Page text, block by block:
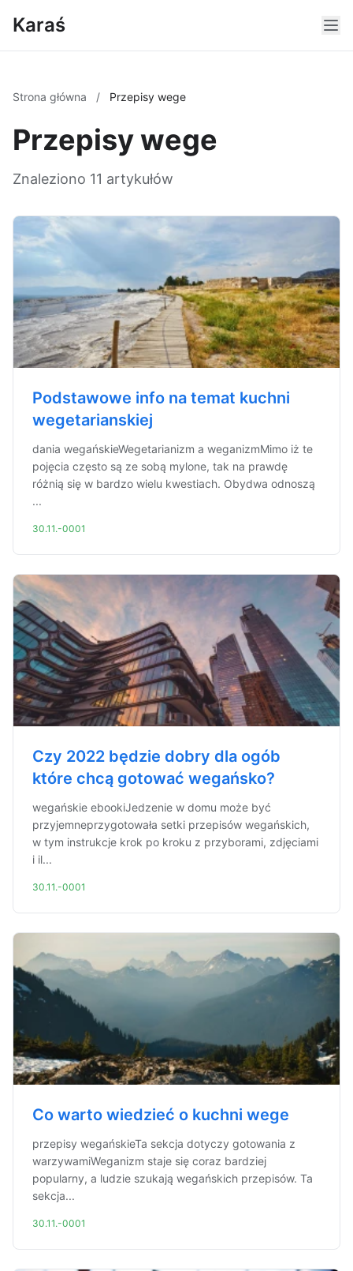
Karaś
Strona główna / Przepisy wege
Przepisy wege
Znaleziono 11 artykułów
Podstawowe info na temat kuchni
wegetarianskiej
dania wegańskieWegetarianizm a weganizmMimo iż te
pojęcia często są ze sobą mylone, tak na prawdę
różnią się w bardzo wielu kwestiach. Obydwa odnoszą
...
30.11.-0001
Czy 2022 będzie dobry dla ogób
które chcą gotować wegańsko?
wegańskie ebookiJedzenie w domu może być
przyjemneprzygotowała setki przepisów wegańskich,
w tym instrukcje krok po kroku z przyborami, zdjęciami
i il...
30.11.-0001
Co warto wiedzieć o kuchni wege
przepisy wegańskieTa sekcja dotyczy gotowania z
warzywamiWeganizm staje się coraz bardziej
popularny, a ludzie szukają wegańskich przepisów. Ta
sekcja...
30.11.-0001